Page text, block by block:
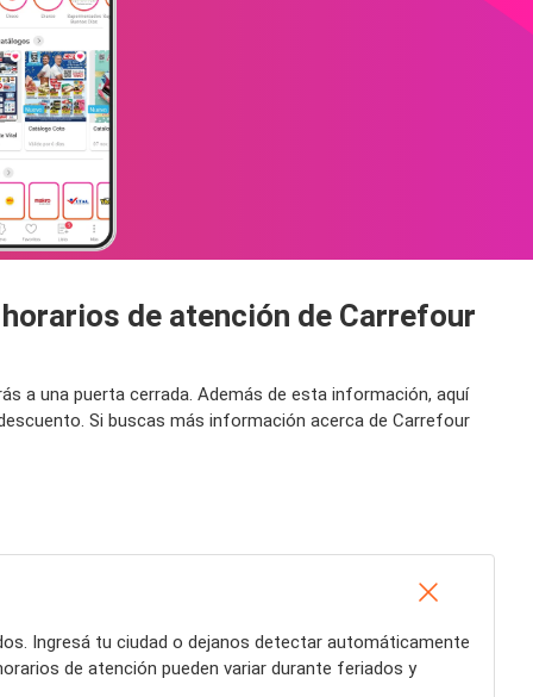
de atención de Carrefour
a una puerta cerrada. Además de esta información, aquí
Si buscas más información acerca de Carrefour
Ingresá tu ciudad o dejanos detectar automáticamente
de atención pueden variar durante feriados y